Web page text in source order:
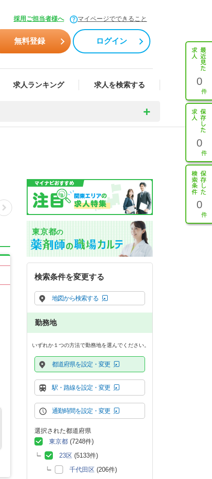
採用ご担当者様へ マイページでできること
無料登録 ログイン
求人ランキング 求人を検索する 0
0
0
東京都の
検索条件を変更する
地図から検索する
勤務地
いずれか１つの方法で勤務地を選んでください。
都道府県を設定・変更
駅・路線を設定・変更
通勤時間を設定・変更
選択された都道府県
東京都 (7248件)
23区 (5133件)
千代田区 (206件)